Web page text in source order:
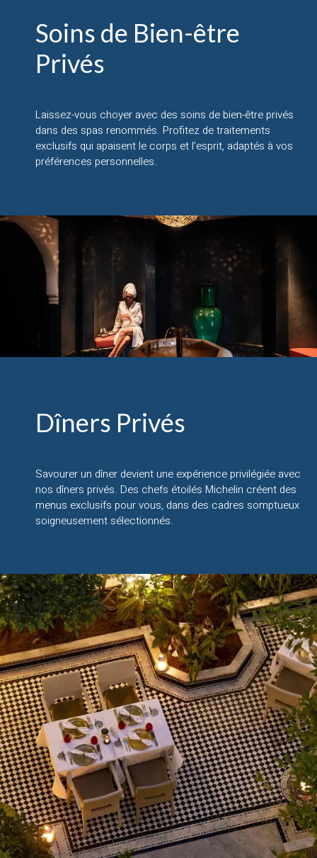
Soins de Bien-être
Privés
Laissez-vous choyer avec des soins de bien-être privés
dans des spas renommés. Profitez de traitements
exclusifs qui apaisent le corps et l’esprit, adaptés à vos
préférences personnelles.
Dîners Privés
Savourer un dîner devient une expérience privilégiée avec
nos dîners privés. Des chefs étoilés Michelin créent des
menus exclusifs pour vous, dans des cadres somptueux
soigneusement sélectionnés.